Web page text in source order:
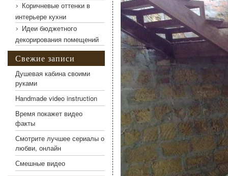
Лестница в полдвал должна быть удобной и
Коричневые оттенки в
интерьере кухни
Идеи бюджетного
декорирования помещений
Свежие записи
Душевая кабина своими
руками
Handmade video instruction
Время покажет видео
факты
Смотрите лучшее сериалы о
любви, онлайн
Смешные видео